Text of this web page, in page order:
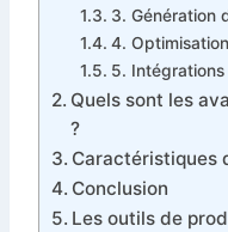
3. Génération
4.
5. Intégrations
Quels sont les
?
Caractéristiques
Conclusion
Les outils de